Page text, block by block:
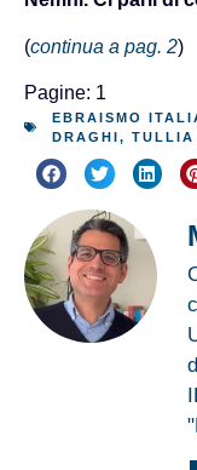
(continua a pag. 2)
Pagine: 1
EBRAISMO
DRAGHI , TULLIA